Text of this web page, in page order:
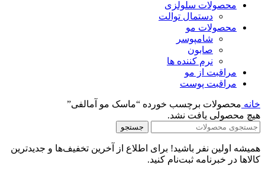
محصولات سلولزی
دستمال توالت
محصولات مو
شامپوسر
صابون
نرم کننده ها
مراقبت از مو
مراقبت پوست
خانه محصولات برچسب خورده “ماسک مو آمالفی”
هیچ محصولی یافت نشد.
جستجو
همیشه اولین نفر باشید! برای اطلاع از آخرین تخفیف‌ها و جدیدترین
کالاها در خبرنامه ثبت‌نام کنید.